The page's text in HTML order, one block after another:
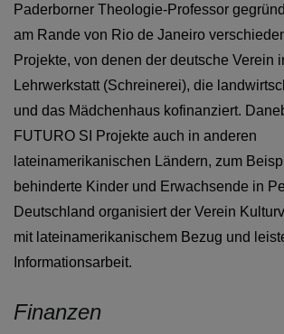
Paderborner Theologie-Professor
am Rande von Rio de Janeiro
Projekte, von denen der deutsche Verein
Lehrwerkstatt (Schreinerei), die
und das Mädchenhaus kofinanziert.
FUTURO SI Projekte auch in anderen
lateinamerikanischen Ländern, zum
behinderte Kinder und Erwachsende in
Deutschland organisiert der Verein
mit lateinamerikanischem Bezug und
Informationsarbeit.
Finanzen